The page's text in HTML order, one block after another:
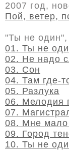
2007 год,
Пой, ветер,
"Ты не один",
01. Ты не
02. Не надо
03. Сон
04. Там где-
05. Разлука
06. Мелодия
07.
08. Мне мало
09. Город
10. Ты не